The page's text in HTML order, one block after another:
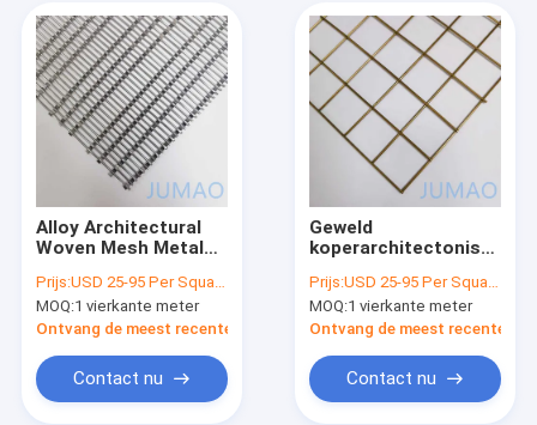
Alloy Architectural
Woven Mesh Metal
Gevelbekleding
Prijs:USD 25-95 Per Square Meter
MOQ:1 vierkante meter
Ontvang de meest recente Prijs
Contact nu
Geweld
koperarchitectonisch
decoratief hek
Prijs:USD 25-95 Per Square Meter
MOQ:1 vierkante meter
Ontvang de meest recente
Contact nu